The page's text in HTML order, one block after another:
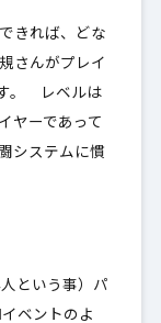
きれば、どな
さんがプレイ
す。 レベルは
ヤーであって
システムに慣
という事）パ
ベントのよ